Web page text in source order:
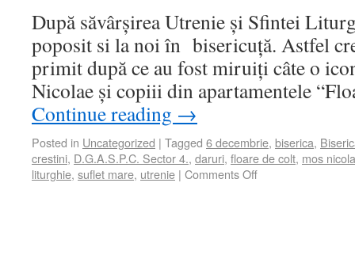
După săvârșirea Utrenie și Sfintei
poposit si la noi în bisericuță. Astfel
primit după ce au fost miruiți câte o
Nicolae și copiii din apartamentele
Continue reading →
Posted in Uncategorized | Tagged 6 decembrie, biserica,
crestini, D.G.A.S.P.C. Sector 4., daruri, floare de colt, mos
liturghie, suflet mare, utrenie | Comments Off